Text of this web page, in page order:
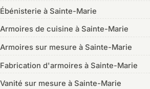
Ébénisterie à Sainte-Marie
Armoires de cuisine à Sainte-Marie
Armoires sur mesure à Sainte-Marie
Fabrication d'armoires à Sainte-Marie
Vanité sur mesure à Sainte-Marie